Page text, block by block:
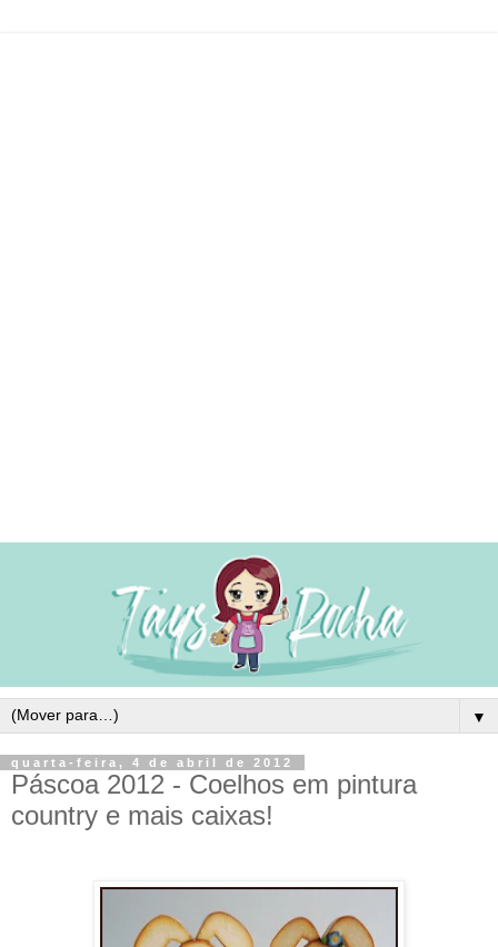
▼
quarta-feira, 4 de abril de 2012
Páscoa 2012 - Coelhos em pintura
country e mais caixas!